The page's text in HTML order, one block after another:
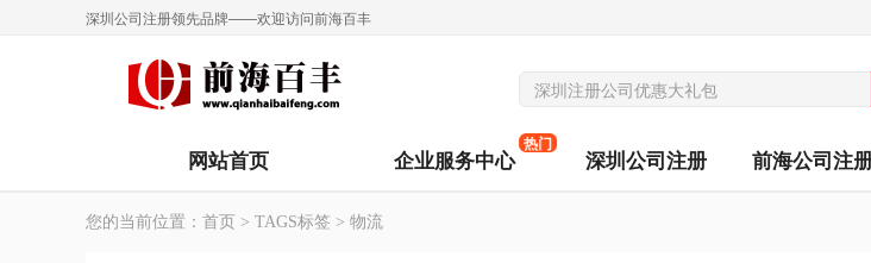
深圳公司注册领先品牌——欢迎访问前海百丰
网站首页 企业服务中心
热门
深圳公司注册 前海公司注
您的当前位置： 首页 > TAGS标签 > 物流